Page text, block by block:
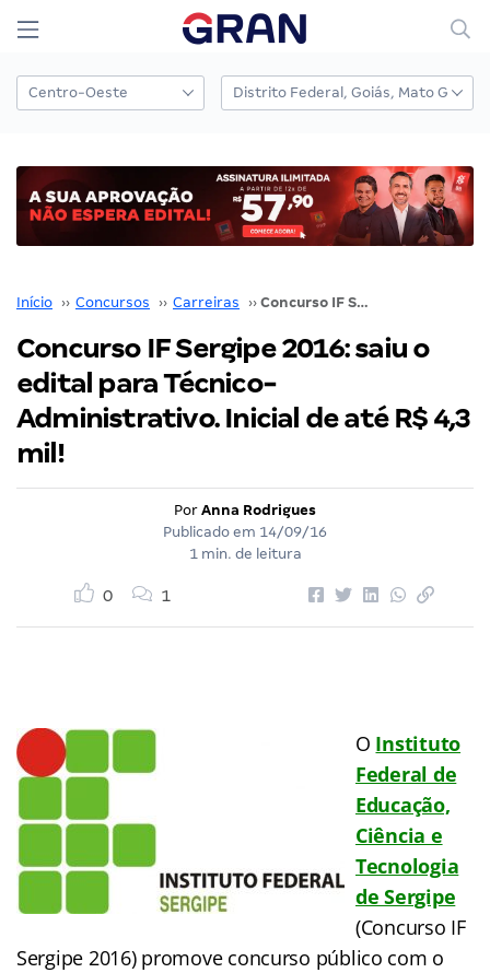
Início ›› Concursos ›› Carreiras ›› Concurso IF Sergipe 2016: saiu o edital para Técnico-Administrativo. Inicial de até R$ 4,3 mil!
Concurso IF Sergipe 2016: saiu o
edital para Técnico-
Administrativo. Inicial de até R$ 4,3
mil!
Por Anna Rodrigues
Publicado em 14/09/16
1 min. de leitura
0 1
O Instituto
Federal de
Educação,
Ciência e
Tecnologia
de Sergipe
(Concurso IF
Sergipe 2016) promove concurso público com o